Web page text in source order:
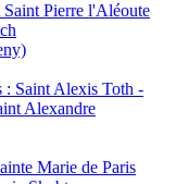
Pierre l'Aléoute
: Saint Alexis Toth -
Alexandre
Marie de Paris